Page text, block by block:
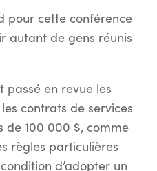
pour cette conférence
autant de gens réunis
passé en revue les
contrats de services
de 100 000 $, comme
règles particulières
d’adopter un